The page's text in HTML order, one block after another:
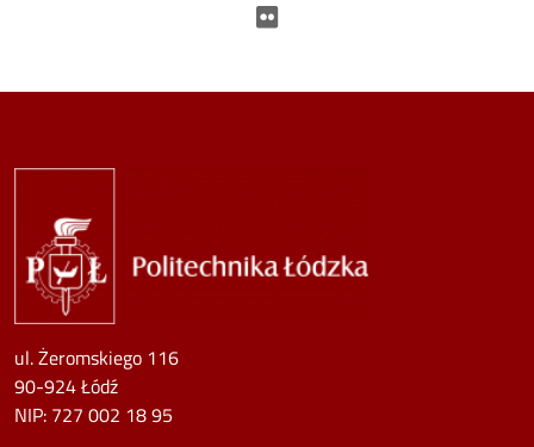
ul. Żeromskiego 116
90-924 Łódź
NIP: 727 002 18 95